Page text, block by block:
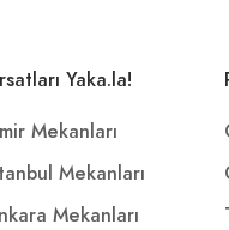
Yaka.la!
Mekanları
Mekanları
Mekanları